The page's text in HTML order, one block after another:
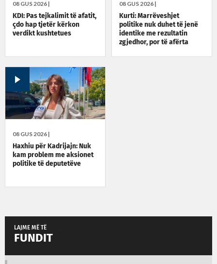
08 GUS 2026 |
KDI: Pas tejkalimit të afatit,
çdo hap tjetër kërkon
verdikt kushtetues
08 GUS 2026 |
Kurti: Marrëveshjet
politike nuk duhet të jenë
identike me rezultatin
zgjedhor, por të afërta
08 GUS 2026 |
Haxhiu për Kadrijajn: Nuk
kam problem me aksionet
politike të deputetëve
LAJME MË TË
FUNDIT